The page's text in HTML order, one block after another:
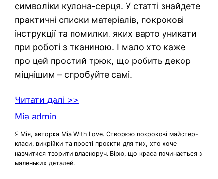
символіки кулона-серця. У статті знайдете
практичні списки матеріалів, покрокові
інструкції та помилки, яких варто уникати
при роботі з тканиною. І мало хто каже
про цей простий трюк, що робить декор
міцнішим – спробуйте самі.
Читати далі >>
Mia admin
Я Мія, авторка Mia With Love. Створюю покрокові майстер-
класи, викрійки та прості проєкти для тих, хто хоче
навчитися творити власноруч. Вірю, що краса починається з
маленьких деталей.